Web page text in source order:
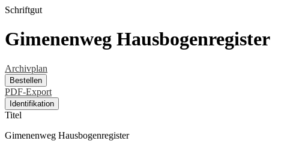
Schriftgut
Gimenenweg Hausbogenregister
Archivplan
Bestellen
PDF-Export
Identifikation
Titel
Gimenenweg Hausbogenregister